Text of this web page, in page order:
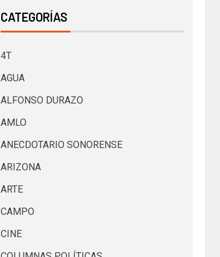
CATEGORÍAS
4T
AGUA
ALFONSO DURAZO
AMLO
ANECDOTARIO SONORENSE
ARIZONA
ARTE
CAMPO
CINE